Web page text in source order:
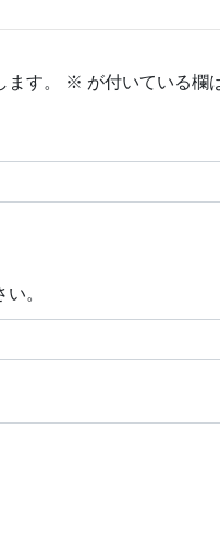
す。 ※ が付いている欄
。